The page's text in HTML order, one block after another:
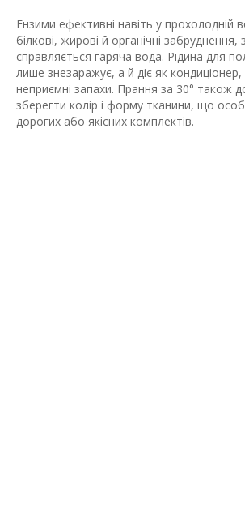
Ензими ефективні навіть у прохолодній
білкові, жирові й органічні забруднення,
справляється гаряча вода. Рідина для
лише знезаражує, а й діє як
неприємні запахи. Прання за 30° також
зберегти колір і форму тканини, що
дорогих або якісних комплектів.